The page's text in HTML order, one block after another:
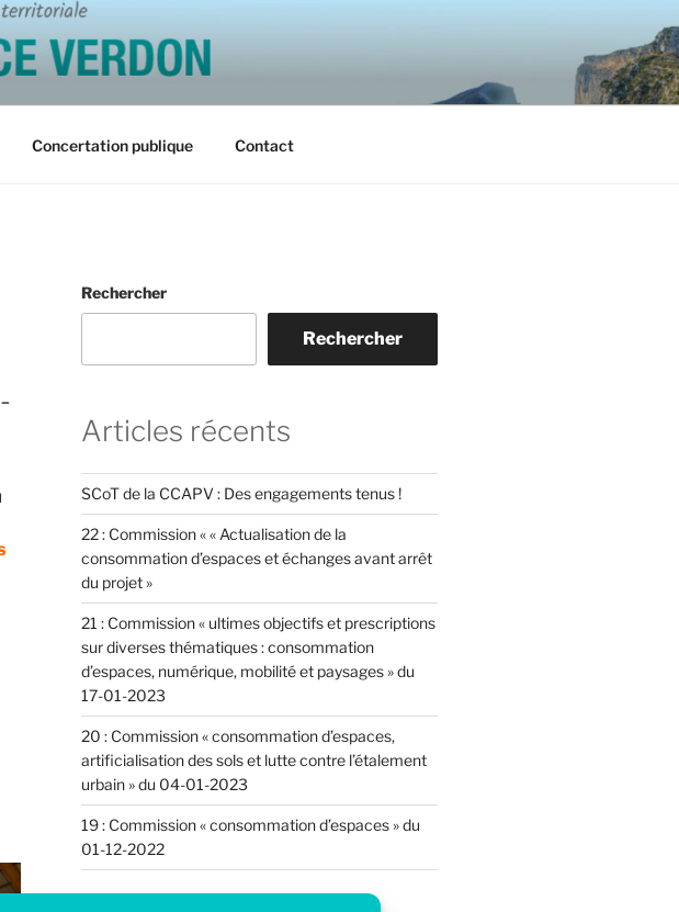
VERDON
Concertation publique Contact
Rechercher
Rechercher
Articles récents
SCoT de la CCAPV : Des engagements tenus !
22 : Commission « « Actualisation de la
consommation d’espaces et échanges avant arrêt
du projet »
21 : Commission « ultimes objectifs et prescriptions
sur diverses thématiques : consommation
d’espaces, numérique, mobilité et paysages » du
17-01-2023
20 : Commission « consommation d’espaces,
artificialisation des sols et lutte contre l’étalement
urbain » du 04-01-2023
19 : Commission « consommation d’espaces » du
01-12-2022